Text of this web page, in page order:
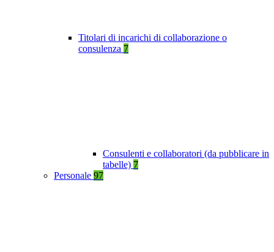
Titolari di incarichi di collaborazione o
consulenza 7
Consulenti e collaboratori (da pubblicare in
tabelle) 7
Personale 97